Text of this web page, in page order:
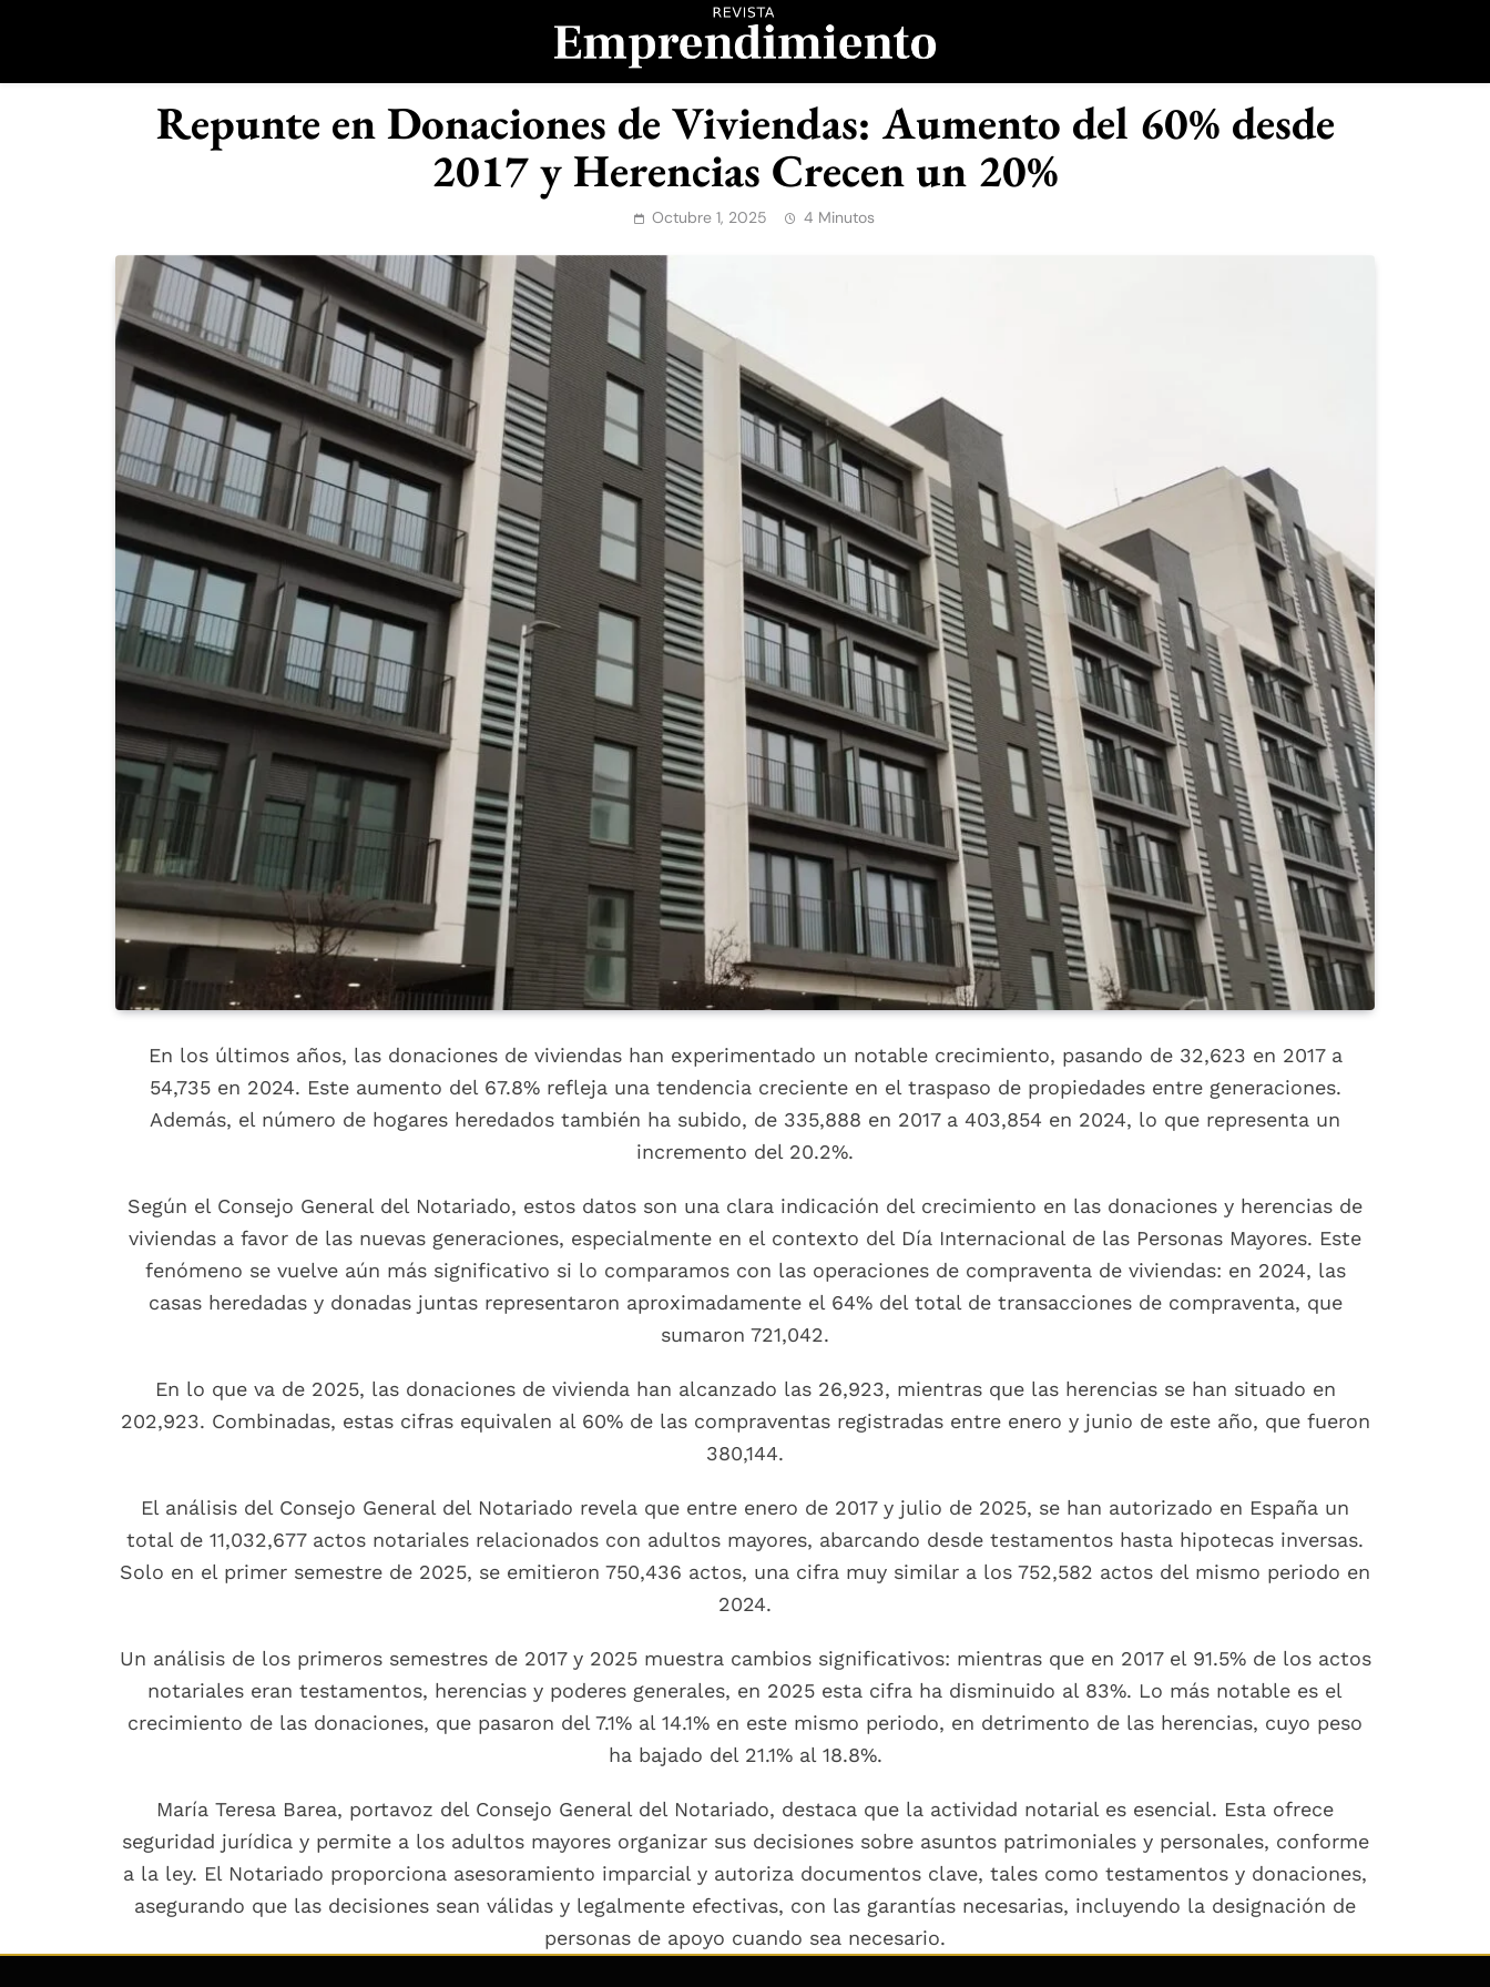
Revista Emprendimiento
Repunte en Donaciones de Viviendas: Aumento del 60% desde
2017 y Herencias Crecen un 20%
Octubre 1, 2025 4 Minutos
En los últimos años, las donaciones de viviendas han experimentado un notable crecimiento, pasando de 32,623 en 2017 a
54,735 en 2024. Este aumento del 67.8% refleja una tendencia creciente en el traspaso de propiedades entre generaciones.
Además, el número de hogares heredados también ha subido, de 335,888 en 2017 a 403,854 en 2024, lo que representa un
incremento del 20.2%.
Según el Consejo General del Notariado, estos datos son una clara indicación del crecimiento en las donaciones y herencias de
viviendas a favor de las nuevas generaciones, especialmente en el contexto del Día Internacional de las Personas Mayores. Este
fenómeno se vuelve aún más significativo si lo comparamos con las operaciones de compraventa de viviendas: en 2024, las
casas heredadas y donadas juntas representaron aproximadamente el 64% del total de transacciones de compraventa, que
sumaron 721,042.
En lo que va de 2025, las donaciones de vivienda han alcanzado las 26,923, mientras que las herencias se han situado en
202,923. Combinadas, estas cifras equivalen al 60% de las compraventas registradas entre enero y junio de este año, que fueron
380,144.
El análisis del Consejo General del Notariado revela que entre enero de 2017 y julio de 2025, se han autorizado en España un
total de 11,032,677 actos notariales relacionados con adultos mayores, abarcando desde testamentos hasta hipotecas inversas.
Solo en el primer semestre de 2025, se emitieron 750,436 actos, una cifra muy similar a los 752,582 actos del mismo periodo en
2024.
Un análisis de los primeros semestres de 2017 y 2025 muestra cambios significativos: mientras que en 2017 el 91.5% de los actos
notariales eran testamentos, herencias y poderes generales, en 2025 esta cifra ha disminuido al 83%. Lo más notable es el
crecimiento de las donaciones, que pasaron del 7.1% al 14.1% en este mismo periodo, en detrimento de las herencias, cuyo peso
ha bajado del 21.1% al 18.8%.
María Teresa Barea, portavoz del Consejo General del Notariado, destaca que la actividad notarial es esencial. Esta ofrece
seguridad jurídica y permite a los adultos mayores organizar sus decisiones sobre asuntos patrimoniales y personales, conforme
a la ley. El Notariado proporciona asesoramiento imparcial y autoriza documentos clave, tales como testamentos y donaciones,
asegurando que las decisiones sean válidas y legalmente efectivas, con las garantías necesarias, incluyendo la designación de
personas de apoyo cuando sea necesario.